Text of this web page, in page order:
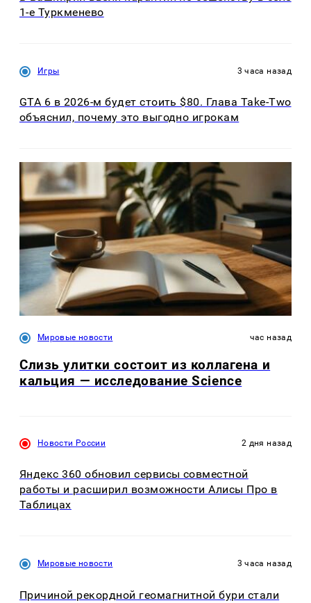
1-е Туркменево
Игры 3 часа назад
GTA 6 в 2026-м будет стоить $80. Глава Take-Two
объяснил, почему это выгодно игрокам
Мировые новости час назад
Слизь улитки состоит из коллагена и
кальция — исследование Science
Новости России 2 дня назад
Яндекс 360 обновил сервисы совместной
работы и расширил возможности Алисы Про в
Таблицах
Мировые новости 3 часа назад
Причиной рекордной геомагнитной бури стали